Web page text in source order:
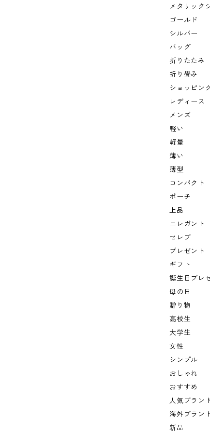
メタリック
ゴールド
シルバー
バッグ
折りたたみ
折り畳み
ショッピン
レディース
メンズ
軽い
軽量
薄い
薄型
コンパクト
ポーチ
上品
エレガント
セレブ
プレゼント
ギフト
誕生日プレ
母の日
贈り物
高校生
大学生
女性
シンプル
おしゃれ
おすすめ
人気ブラン
海外ブラン
新品